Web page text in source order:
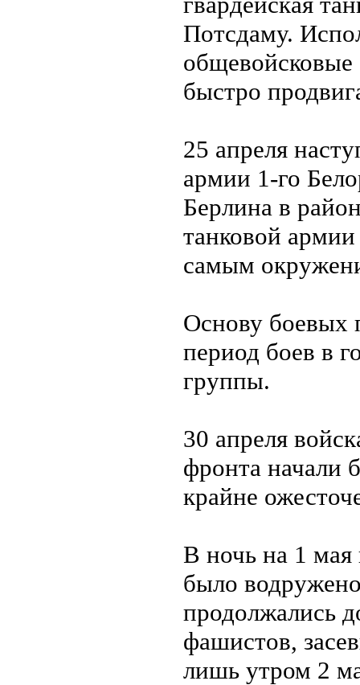
Потсдаму.
быстро
25 апреля
армии 1-го
Берлина в
танковой
самым
Основу боевых
период боев в
группы.
30 апреля
фронта начали
крайне
В ночь на 1 мая
было
продолжались
фашистов,
лишь утром 2